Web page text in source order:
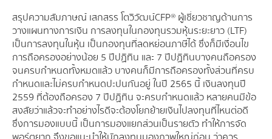
สรุปความสัมภาษณ์ เสกสรร โตวิวัฒน์ CFP® ผู้เชี่ยวชาญด้านการ
วางแผนทางการเงิน การลงทุนในกองทุนรวมหุ้นระยะยาว (LTF)
เป็นการลงทุนในหุ้น เป็นกองทุนที่ลดหย่อนภาษีได้ ซึ่งก็มีเงื่อนไข
การถือครองอย่างน้อย 5 ปีปฏิทิน และ 7 ปีปฏิทิน บางคนถือครอง
จนครบกำหนดทั้งหมดแล้ว บางคนก็มีการถือครองทั้งส่วนที่ครบ
กำหนดและไม่ครบกำหนดปะปนกันอยู่ ในปี 2565 นี้ เงินลงทุนปี
2559 ที่ต้องถือครอง 7 ปีปฏิทิน จะครบกำหนดแล้ว หลายคนมีข้อ
สงสัยว่าแล้วจะทำอย่างไรดี จะต้องโยกย้ายเงินไปลงทุนที่ไหนต่อดี
ซึ่งการมองแบบนี้ เป็นการมองแยกส่วนเป็นรายตัว ทำให้การจัด